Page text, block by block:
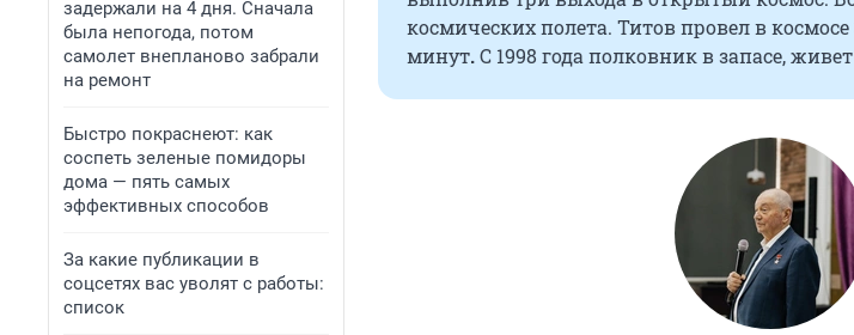
задержали на 4 дня. Сначала
была непогода, потом
самолет внепланово забрали
на ремонт
Быстро покраснеют: как
соспеть зеленые помидоры
дома — пять самых
эффективных способов
За какие публикации в
соцсетях вас уволят с работы:
список
космических полета. Титов провел в космосе
минут.С 1998 года полковник в запасе,